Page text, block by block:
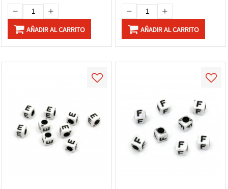
AÑADIR AL CARRITO AÑADIR AL CARRITO